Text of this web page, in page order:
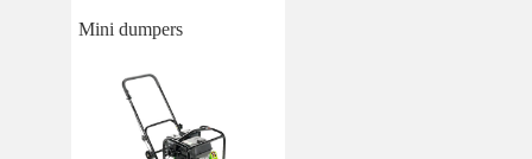
Mini dumpers